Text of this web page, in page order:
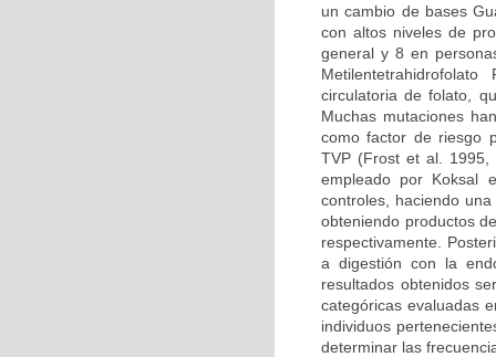
un cambio de bases
con altos niveles de
general y 8 en
circulatoria de folato,
Muchas mutaciones
como factor de riesgo
TVP (Frost et al. 1995,
empleado por Koksal
controles, haciendo
obteniendo productos
respectivamente.
a digestión con la
resultados obtenidos
categóricas evaluadas
individuos
determinar las